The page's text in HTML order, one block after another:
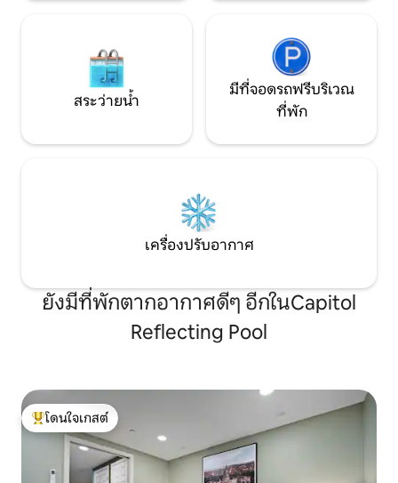
สระว่ายน้ำ
มีที่จอดรถฟรีบริเวณ
ที่พัก
เครื่องปรับอากาศ
ยังมีที่พักตากอากาศดีๆ อีกในCapitol
Reflecting Pool
โดนใจเกสต์ที่สุด
โดนใจเกสต์